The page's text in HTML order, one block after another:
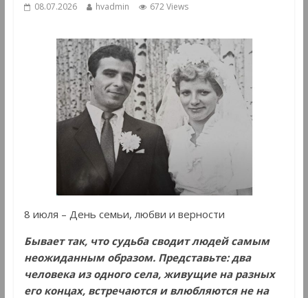
08.07.2026 hvadmin 672 Views
8 июля – День семьи, любви и верности
Бывает так, что судьба сводит людей самым
неожиданным образом. Представьте: два
человека из одного села, живущие на разных
его концах, встречаются и влюбляются не на